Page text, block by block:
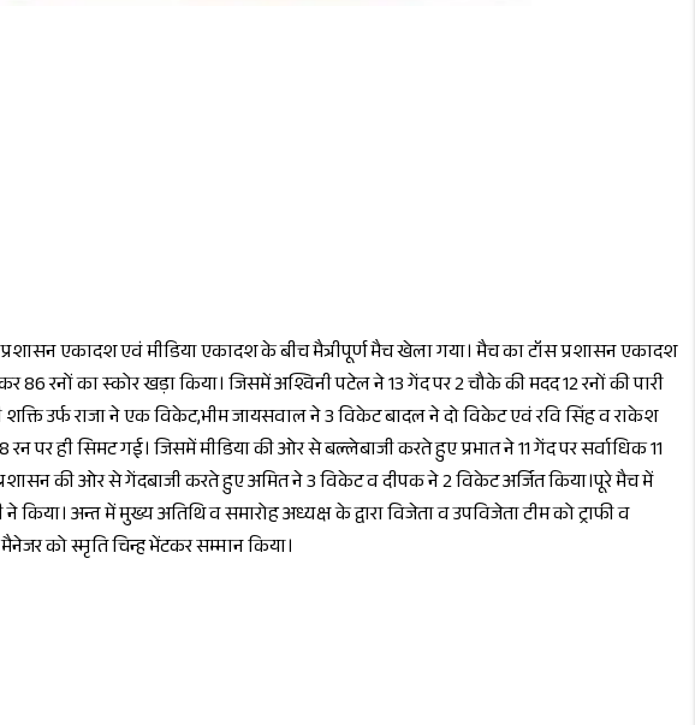
एकादश एवं मीडिया एकादश के बीच मैत्रीपूर्ण मैच खेला गया। मैच का टॉस प्रशासन एकादश
का स्कोर खड़ा किया। जिसमें अश्विनी पटेल ने 13 गेंद पर 2 चौके की मदद 12 रनों की पारी
उर्फ राजा ने एक विकेट,भीम जायसवाल ने 3 विकेट बादल ने दो विकेट एवं रवि सिंह व राकेश
पर ही सिमट गई। जिसमें मीडिया की ओर से बल्लेबाजी करते हुए प्रभात ने 11 गेंद पर सर्वाधिक 11
की ओर से गेंदबाजी करते हुए अमित ने 3 विकेट व दीपक ने 2 विकेट अर्जित किया।पूरे मैच में
अन्त में मुख्य अतिथि व समारोह अध्यक्ष के द्वारा विजेता व उपविजेता टीम को ट्राफी व
को स्मृति चिन्ह भेंटकर सम्मान किया।